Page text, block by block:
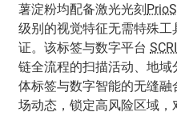
薯淀粉均配备激光光刻
级别的视觉特征无需特殊
证。该标签与数字平台
链全流程的扫描活动、地
体标签与数字智能的无缝
场动态，锁定高风险区域